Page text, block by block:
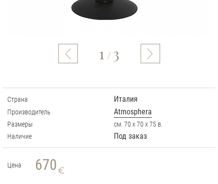
1 / 3
Страна Италия
Производитель Atmosphera
Размеры
см. 70 х 70 х 75 в.
Наличие
Под заказ
Цена 670